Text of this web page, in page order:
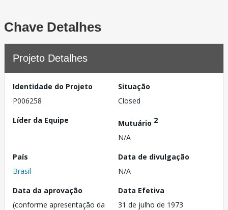
Chave Detalhes
Projeto Detalhes
Identidade do Projeto
P006258
Situação
Closed
Líder da Equipe
Mutuário 2
N/A
País
Brasil
Data de divulgação
N/A
Data da aprovação
(conforme apresentação da
Data Efetiva
31 de julho de 1973